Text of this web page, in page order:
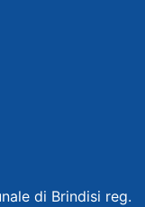
di Brindisi reg.